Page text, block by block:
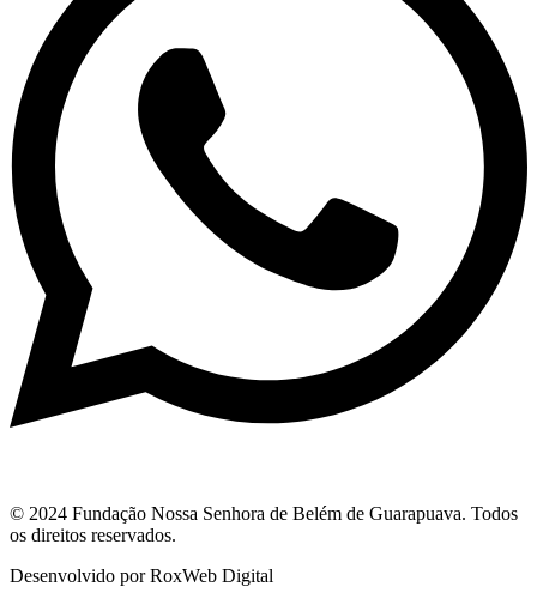
© 2024 Fundação Nossa Senhora de Belém de Guarapuava. Todos
os direitos reservados.
Desenvolvido por RoxWeb Digital